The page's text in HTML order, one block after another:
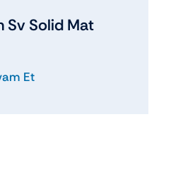
Sv Solid Mat
Et